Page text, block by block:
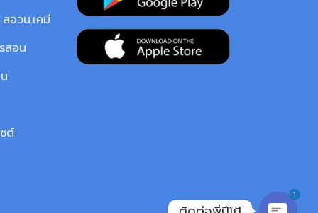
อวน.เคมี
สอน
ต์
1